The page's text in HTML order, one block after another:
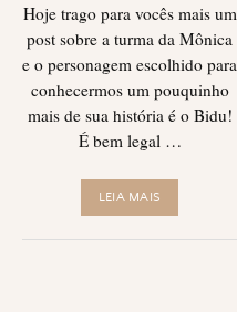
Hoje trago para vocês mais um
post sobre a turma da Mônica
e o personagem escolhido para
conhecermos um pouquinho
mais de sua história é o Bidu!
É bem legal …
LEIA MAIS